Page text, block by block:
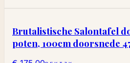
Brutalistische Salontafel
poten, 100cm doorsnede